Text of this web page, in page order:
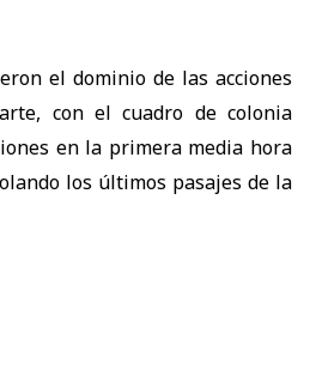
el dominio de las acciones
con el cuadro de colonia
en la primera media hora
los últimos pasajes de la